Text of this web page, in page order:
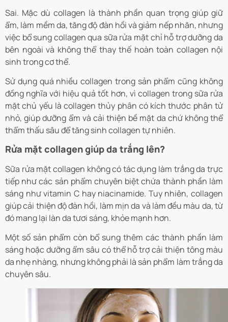
Sai. Mặc dù collagen là thành phần quan trọng giúp giữ
ẩm, làm mềm da, tăng độ đàn hồi và giảm nếp nhăn, nhưng
việc bổ sung collagen qua sữa rửa mặt chỉ hỗ trợ dưỡng da
bên ngoài và không thể thay thế hoàn toàn collagen nội
sinh trong cơ thể.
Sử dụng quá nhiều collagen trong sản phẩm cũng không
đồng nghĩa với hiệu quả tốt hơn, vì collagen trong sữa rửa
mặt chủ yếu là collagen thủy phân có kích thước phân tử
nhỏ, giúp dưỡng ẩm và cải thiện bề mặt da chứ không thể
thẩm thấu sâu để tăng sinh collagen tự nhiên.
Rửa mặt collagen giúp da trắng lên?
Sữa rửa mặt collagen không có tác dụng làm trắng da trực
tiếp như các sản phẩm chuyên biệt chứa thành phần làm
sáng như vitamin C hay niacinamide. Tuy nhiên, collagen
giúp cải thiện độ đàn hồi, làm mịn da và làm đều màu da, từ
đó mang lại làn da tươi sáng, khỏe mạnh hơn.
Một số sản phẩm còn bổ sung thêm các thành phần làm
sáng hoặc dưỡng ẩm sâu có thể hỗ trợ cải thiện tông màu
da nhẹ nhàng, nhưng không phải là sản phẩm làm trắng da
chuyên sâu.